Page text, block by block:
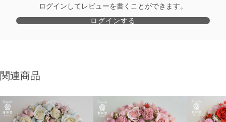
ログインしてレビューを書くことができます。
ログインする
関連商品